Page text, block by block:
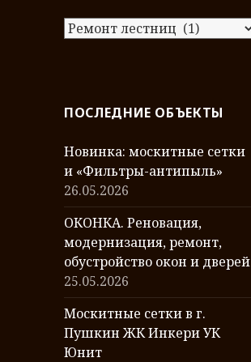
Г
р
я
а
б
о
т
ПОСЛЕДНИЕ ОБЪЕКТЫ
Новинка: москитные сетки
и «Фильтры-антипыль»
26.05.2026
ОКОНКА. Реновация,
модернизация, ремонт,
обустройство окон и дверей
25.05.2026
Москитные сетки в г.
Пушкин ЖК Инкери УК
Юнит